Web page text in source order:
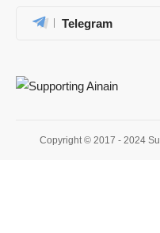
Telegram
Copyright © 2017 - 2024